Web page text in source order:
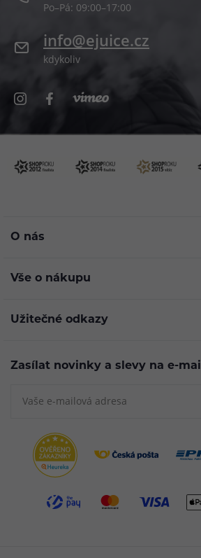
Po–Pá: 09:00–17:00
info@ejuice.cz
kdykoliv
O nás
Vše o nákupu
Užitečné odkazy
Zasílat novinky a slevy na e-mail